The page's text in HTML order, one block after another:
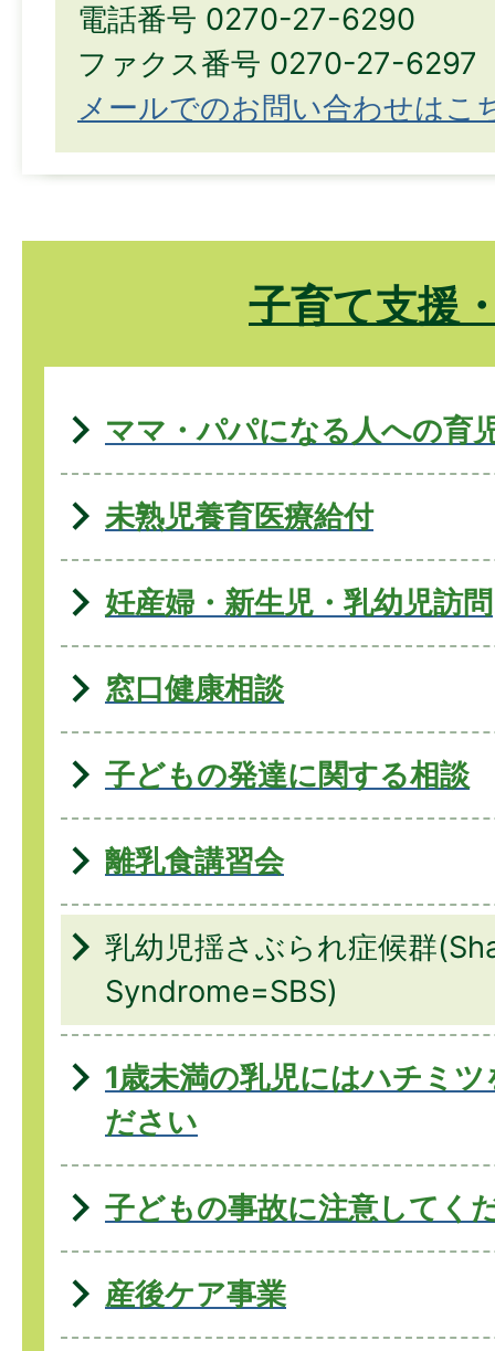
電話番号 0270-27-6290
ファクス番号 0270-27-6297
メールでのお問い合わせはこ
子育て支援
ママ・パパになる人への育
未熟児養育医療給付
妊産婦・新生児・乳幼児訪問
窓口健康相談
子どもの発達に関する相談
離乳食講習会
乳幼児揺さぶられ症候群
Syndrome=SBS)
1歳未満の乳児にはハチミ
ださい
子どもの事故に注意してく
産後ケア事業